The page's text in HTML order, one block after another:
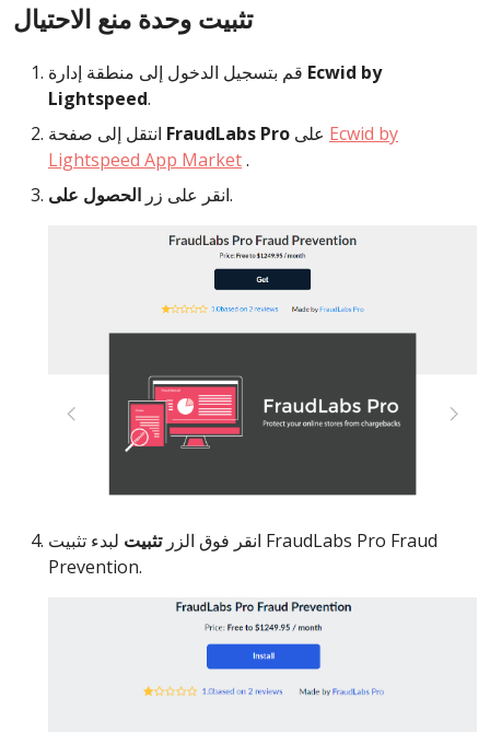
تثبيت وحدة منع الاحتيال
Ecwid by
Lightspeed.
FraudLabs Pro
Ecwid by
Lightspeed App Market.
انقر على زر الحصول على .
انقر فوق الزرتثبيت لبدء تثبيت FraudLabs Pro Fraud
Prevention.